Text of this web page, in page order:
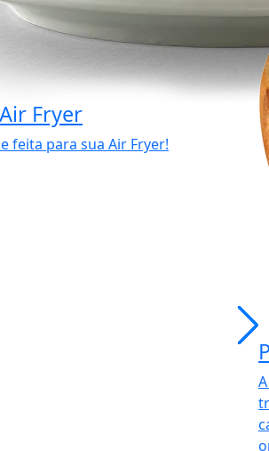
Fryer
feita para sua Air Fryer!